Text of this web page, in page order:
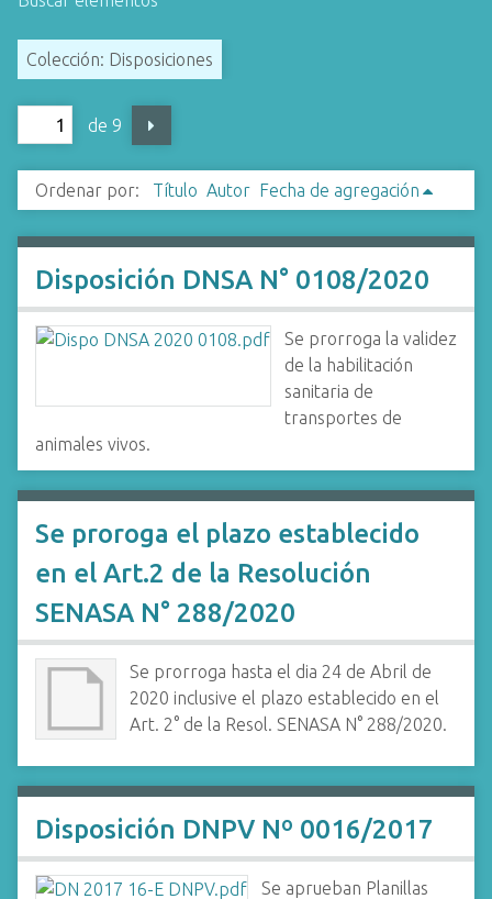
Colección: Disposiciones
de 9
Ordenar por: Título Autor Fecha de agregación
Disposición DNSA N° 0108/2020
Se prorroga la validez
de la habilitación
sanitaria de
transportes de
animales vivos.
Se proroga el plazo establecido
en el Art.2 de la Resolución
SENASA N° 288/2020
Se prorroga hasta el dia 24 de Abril de
2020 inclusive el plazo establecido en el
Art. 2° de la Resol. SENASA N° 288/2020.
Disposición DNPV Nº 0016/2017
Se aprueban Planillas